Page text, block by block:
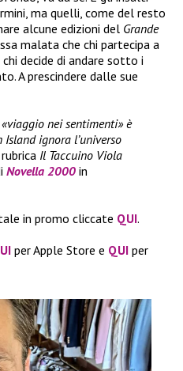
ma quelli, come del resto
alcune edizioni del Grande
malata che chi partecipa a
decide di andare sotto i
A prescindere dalle sue
«viaggio nei sentimenti» è
ignora l’universo
Il Taccuino Viola
Novella 2000 in
in promo cliccate QUI.
per Apple Store e QUI per